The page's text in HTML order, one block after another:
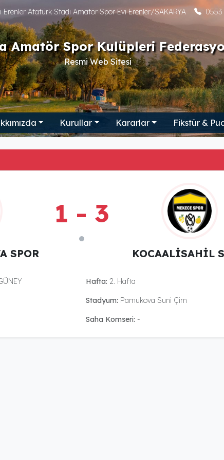
Atatürk Stadı Amatör Spor Evi Erenler/SAKARYA
Amatör Spor Kulüpleri
Resmi Web Sitesi
Kurullar Kararlar Fikstür &
SPOR
1 - 3
KOCAALİSAHİL
Hafta: 2. Hafta
Stadyum: Pamukova Suni Çim
Saha Komseri: -